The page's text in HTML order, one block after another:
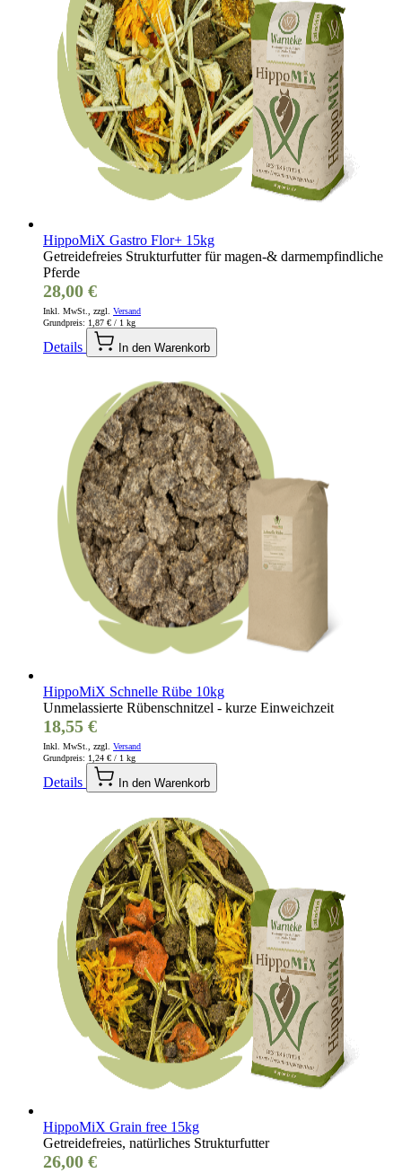
HippoMiX Gastro Flor+ 15kg
Getreidefreies Strukturfutter für magen-& darmempfindliche
Pferde
28,00 €
Inkl. MwSt., zzgl. Versand
Grundpreis: 1,87 € / 1 kg
Details In den Warenkorb
HippoMiX Schnelle Rübe 10kg
Unmelassierte Rübenschnitzel - kurze Einweichzeit
18,55 €
Inkl. MwSt., zzgl. Versand
Grundpreis: 1,24 € / 1 kg
Details In den Warenkorb
HippoMiX Grain free 15kg
Getreidefreies, natürliches Strukturfutter
26,00 €